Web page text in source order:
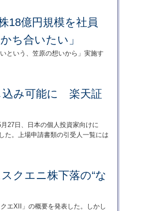
18億円規模を社員
ち合いたい」
という、笠原の想いから」実施す
込み可能に 楽天証
27日、日本の個人投資家向けに
た。上場申請書類の引受人一覧には
クエニ株下落の“な
エXII」の概要を発表した。しかし